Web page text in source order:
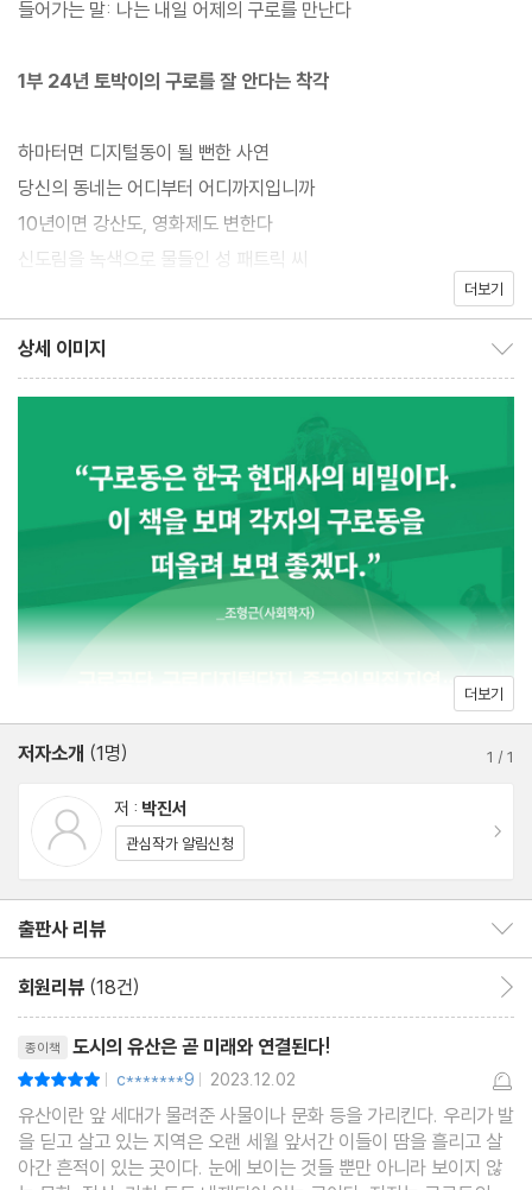
이 세대별로 다르다는 사실에 흥미를 느꼈다. 1960년대 이전에 태
로공단의 이미지로 기억했다. 그러다 보니 저자는 종종 낡고 가난한
동네에 산다는 오해를 받기도 했다. 선배 세대인 1980년 전후 출생
자들은 구로동을 첨단 IT 산업과 혁신 벤처 기업이 즐비한 구로디지
털단지로 인식했다. 그래서 활기차고 세련된 신도시를 기대한다. 저
자와 동년배인 20대 청년들 사이에서 구로동은 중국인과 재한 중국
동포(조선족)가 많이 사는 지역으로 통한다. 덕분에 치안이 허술한
우범 지대라는 편견이 생겼다. 분명 1960~1970년대의 구로는 도
계화와 다문화의 중심이 되었다. 과연 구로동의 진짜 모습은 무엇일
다양한 문화 예술 프로젝트를 기획하고 로컬 문화의 가치를 기록해
온 저자에게 구로동은 삶터이자 배움터, 놀이터이자 일터였다. 그곳
은 언제나 ‘공단, 디지털 단지, 중국인’으로 정의되는 모습 그 이상을
보여 주었다. 동네를 누비고 살피고 맛보고 즐길수록 생경한 매력들
을 발견했고 때로 노동, 인권, 차별, 다문화 등 한국 사회가 직면한
문제들과 맞닥뜨리기도 했다. 구로구청 앞을 지나면서 1987년의
한 환경 속에서 재봉틀을 돌렸던 여공들의 애환을 생각했다. 구디
(구로디지털단지)와 가디(가산디지털단지)에 밀집한 정형외과를 바
콜센터발(發) 코로나19 집단 감염 사태를 통해 건강권을 고민하고,
마라탕을 먹으면서 이주민과의 행복한 연대를 꿈꾸었다.
들과 나누고 싶었다. 그래서 그동안 쓴 글들을 다듬어 한 권으로 엮
었다. 이 책은 구로동을 향한 저자의 순애보가 담긴 일종의 견문록이
들어가는 말: 나는 내일 어제의 구로를 만난다
1부 24년 토박이의 구로를 잘 안다는 착각
하마터면 디지털동이 될 뻔한 사연
당신의 동네는 어디부터 어디까지입니까
10년이면 강산도, 영화제도 변한다
신도림을 녹색으로 물들인 성 패트릭 씨
2부 공단과 구디에서 일하고 살아가고
미싱(mishin)과 미싱(missing)의 시대
재봉틀과 키보드의 도시
6411, 길을 만든 건 언제나 노동자였다
그 많던 순이는 다 어디로 갔을까
코로나 시대의 콜센터에서 살아남기
메이드 인 구로공단과 변방의 문제들
3부 회색 도시를 넘어 모자이크 도시로
마라탕, 고향의 맛 유행의 맛
중국에 가지 않아도 본토 요리를 즐기는 방법
Blood Sibling, 피를 나눈 것처럼 연대하기
K-콘텐츠가 주입하는 일그러진 구로동
차별과 혐오는 쓰레기 종량제 봉투에 버리세요
더보기
상세 이미지
더보기
저자소개 (1명) 1 /1
저 : 박진서
관심작가 알림신청
출판사 리뷰
회원리뷰 (18건)
종이책 도시의 유산은 곧 미래와 연결된다!
| c*******9 | 2023.12.02
유산이란 앞 세대가 물려준 사물이나 문화 등을 가리킨다. 우리가 발
을 딛고 살고 있는 지역은 오랜 세월 앞서간 이들이 땀을 흘리고 살
아간 흔적이 있는 곳이다. 눈에 보이는 것들 뿐만 아니라 보이지 않